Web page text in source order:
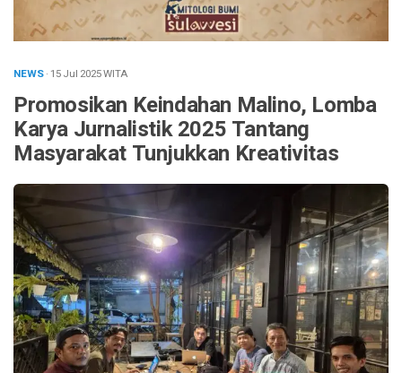
NEWS· 15 Jul 2025WITA
Promosikan Keindahan Malino, Lomba
Karya Jurnalistik 2025 Tantang
Masyarakat Tunjukkan Kreativitas